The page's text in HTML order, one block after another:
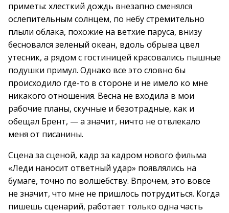
приметы: хлесткий дождь внезапно сменялся
ослепительным солнцем, по небу стремительно
плыли облака, похожие на ветхие паруса, внизу
бесновался зеленый океан, вдоль обрыва цвел
утесник, а рядом с гостиницей красовались пышные
подушки примул. Однако все это словно бы
происходило где-то в стороне и не имело ко мне
никакого отношения. Весна не входила в мои
рабочие планы, скучные и безотрадные, как и
обещал Брент, — а значит, ничто не отвлекало
меня от писанины.
Сцена за сценой, кадр за кадром нового фильма
«Леди наносит ответный удар» появлялись на
бумаге, точно по волшебству. Впрочем, это вовсе
не значит, что мне не пришлось потрудиться. Когда
пишешь сценарий, работает только одна часть